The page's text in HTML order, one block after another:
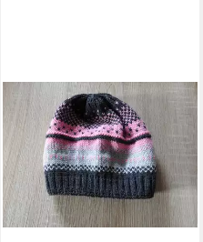
WEGENER
Mütze & Schal Rainbow
14,95 €
(1,00 €/ 1 Stk)
lieferbar - in 4-5 Werktagen bei dir